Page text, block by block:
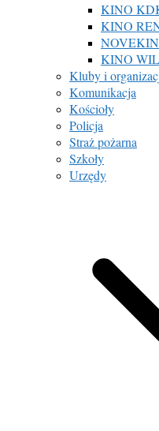
KINO
KINO
KINO
Kluby i
Komunikacja
Kościoły
Policja
Straż pożarna
Szkoły
Urzędy